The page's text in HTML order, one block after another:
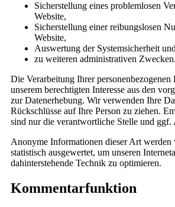
Sicherstellung eines problemlosen
Website,
Sicherstellung einer reibungslosen
Website,
Auswertung der Systemsicherheit
zu weiteren administrativen Zwecken.
Die Verarbeitung Ihrer personenbezogenen
unserem berechtigten Interesse aus den
zur Datenerhebung. Wir verwenden Ihre
Rückschlüsse auf Ihre Person zu ziehen.
sind nur die verantwortliche Stelle und ggf.
Anonyme Informationen dieser Art werden
statistisch ausgewertet, um unseren
dahinterstehende Technik zu optimieren.
Kommentarfunktion